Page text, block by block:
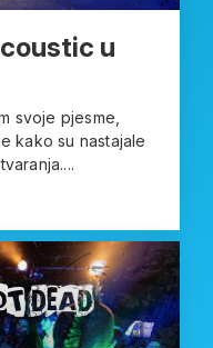
u
svoje pjesme,
kako su nastajale